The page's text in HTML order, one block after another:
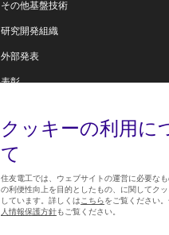
その他基盤技術
研究開発組織
外部発表
表彰
技術創造への思い
Follow us
クッキーの利用に
て
住友電工では、ウェブサイトの運営に必要な
の利便性向上を目的としたもの、に関してク
しています。詳しくは こちらをご覧ください
人情報保護方針もご覧ください。